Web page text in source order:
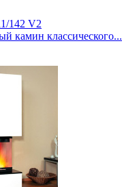
142 V2
камин классического...